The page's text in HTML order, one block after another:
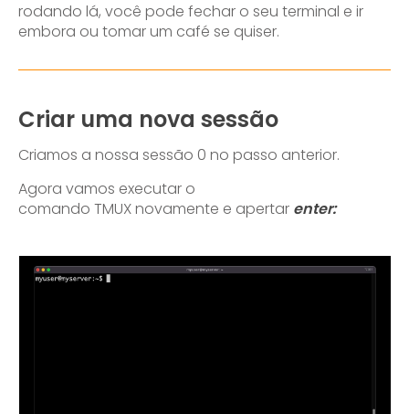
rodando lá, você pode fechar o seu terminal e ir
embora ou tomar um café se quiser.
Criar uma nova sessão
Criamos a nossa sessão 0 no passo anterior.
Agora vamos executar o
comando TMUX novamente e apertar enter: